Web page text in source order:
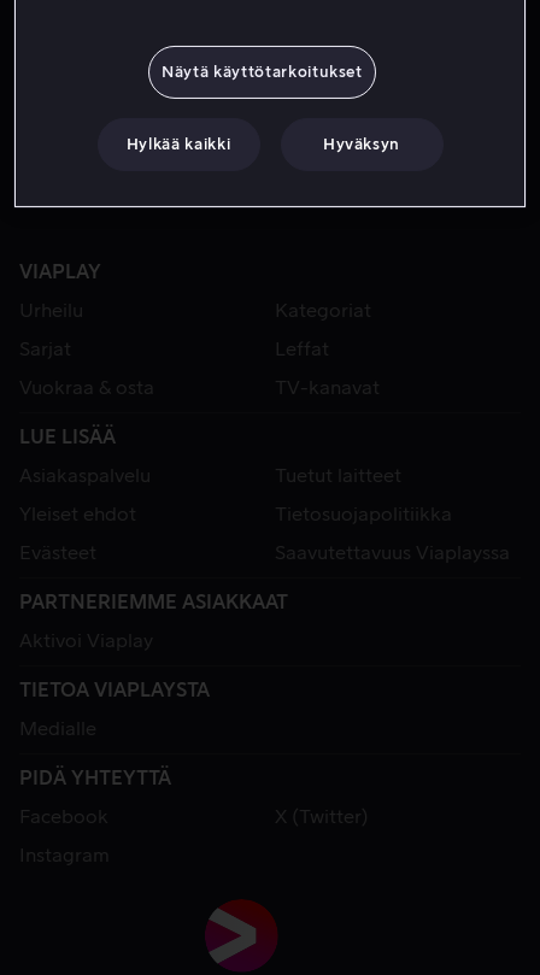
VIAPLAY
Urheilu
Kategoriat
Sarjat
Leffat
Vuokraa & osta
TV-kanavat
LUE LISÄÄ
Asiakaspalvelu
Tuetut laitteet
Yleiset ehdot
Tietosuojapolitiikka
Evästeet
Saavutettavuus Viaplayssa
PARTNERIEMME ASIAKKAAT
Aktivoi Viaplay
TIETOA VIAPLAYSTA
Medialle
PIDÄ YHTEYTTÄ
Facebook
X (Twitter)
Instagram
Näytä käyttötarkoitukset
Hylkää kaikki Hyväksyn